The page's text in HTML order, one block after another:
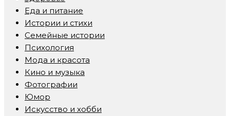
Еда и питание
Истории и стихи
Семейные истории
Психология
Мода и красота
Кино и музыка
Фотографии
Юмор
Искусство и хобби